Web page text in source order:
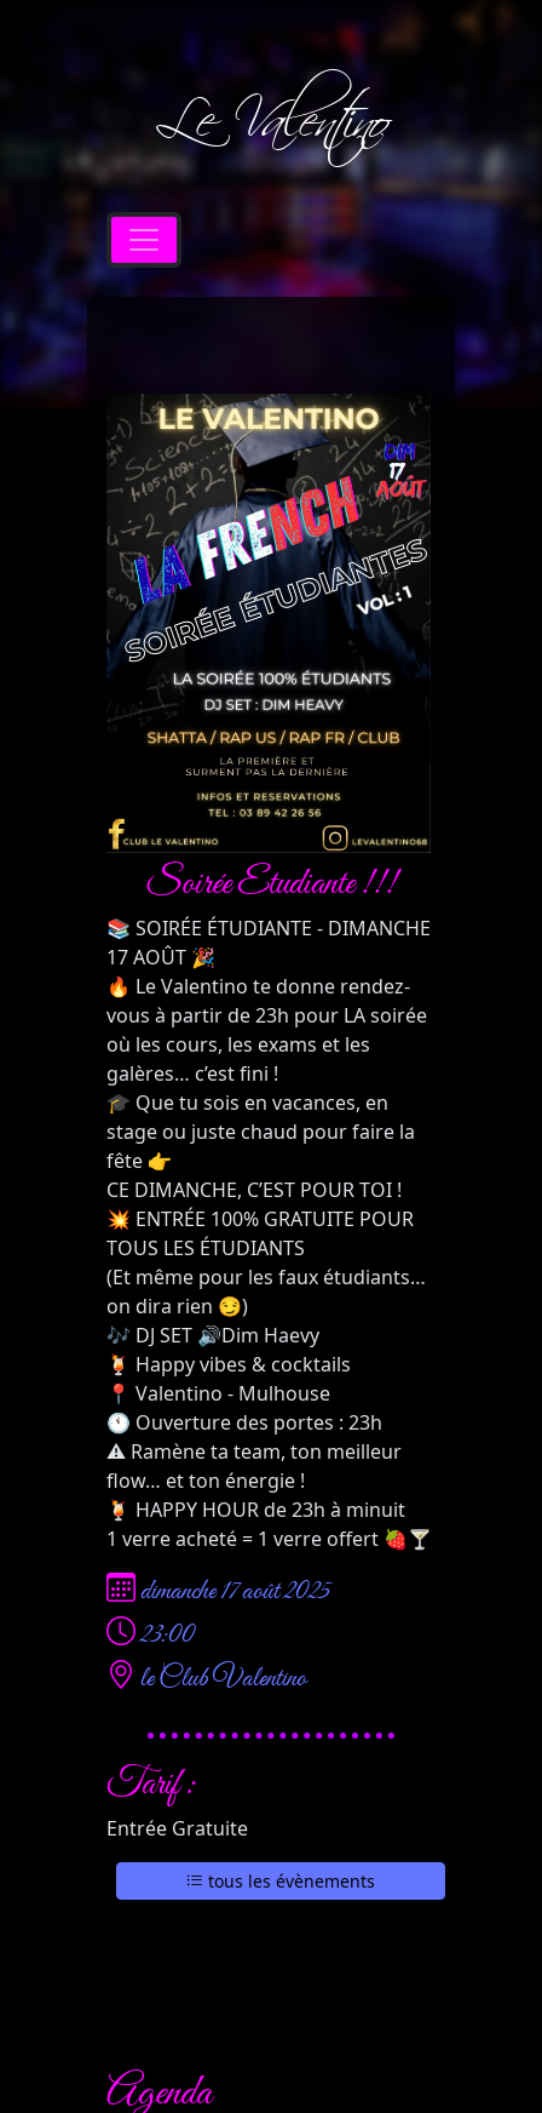
Le Valentino
Soirée Etudiante !!!
📚 SOIRÉE ÉTUDIANTE - DIMANCHE
17 AOÛT 🎉
🔥 Le Valentino te donne rendez-
vous à partir de 23h pour LA soirée
où les cours, les exams et les
galères… c’est fini !
🎓 Que tu sois en vacances, en
stage ou juste chaud pour faire la
fête 👉
CE DIMANCHE, C’EST POUR TOI !
💥 ENTRÉE 100% GRATUITE POUR
TOUS LES ÉTUDIANTS
(Et même pour les faux étudiants…
on dira rien 😏)
🎶 DJ SET 🔊Dim Haevy
🍹 Happy vibes & cocktails
📍 Valentino - Mulhouse
🕚 Ouverture des portes : 23h
⚠️ Ramène ta team, ton meilleur
flow… et ton énergie !
🍹 HAPPY HOUR de 23h à minuit
1 verre acheté = 1 verre offert 🍓🍸
dimanche 17 août 2025
23:00
le Club Valentino
Tarif :
Entrée Gratuite
tous les évènements
Agenda